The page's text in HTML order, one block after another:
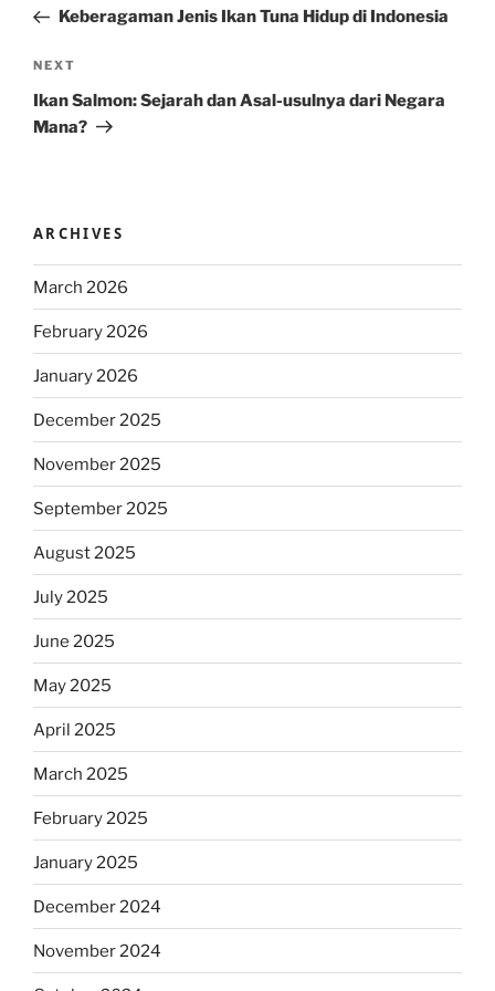
PostKeberagaman Jenis Ikan Tuna Hidup di Indonesia
Next
Post
NEXT
Ikan Salmon: Sejarah dan Asal-usulnya dari Negara
Mana?
ARCHIVES
March 2026
February 2026
January 2026
December 2025
November 2025
September 2025
August 2025
July 2025
June 2025
May 2025
April 2025
March 2025
February 2025
January 2025
December 2024
November 2024